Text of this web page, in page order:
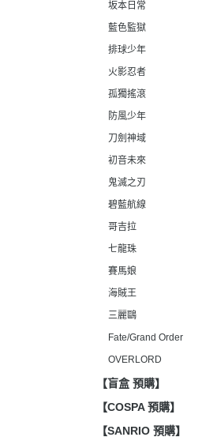
坂本日常
藍色監獄
排球少年
火影忍者
孤獨搖滾
防風少年
刀劍神域
初音未來
鬼滅之刃
碧藍航線
哥吉拉
七龍珠
賽馬娘
海賊王
三麗鷗
Fate/Grand Order
OVERLORD
【盲盒 預購】
【COSPA 預購】
【SANRIO 預購】